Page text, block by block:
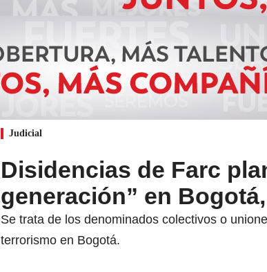
Judicial
Disidencias de Farc
generación” en
Se trata de los denominados colectivos o
terrorismo en Bogotá.